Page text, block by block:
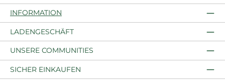
INFORMATION
LADENGESCHÄFT
UNSERE COMMUNITIES
SICHER EINKAUFEN